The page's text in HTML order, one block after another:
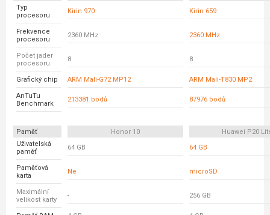
Typ
procesoru
Kirin 970 Kirin 659
Frekvence
procesoru
2360 MHz 2360 MHz
Počet jader
procesoru
8 8
Grafický chip ARM Mali-G72 MP12 ARM Mali-T830 MP2
AnTuTu
Benchmark
213381 bodů 87976 bodů
Paměť Honor 10
Huawei P20
Uživatelská
paměť
64 GB 64 GB
Paměťová
karta
Ne microSD
Maximální
velikost karty
- 256 GB